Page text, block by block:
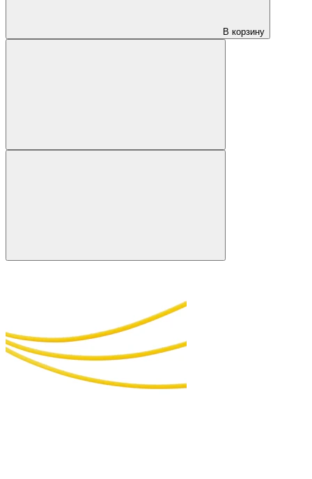
В корзину